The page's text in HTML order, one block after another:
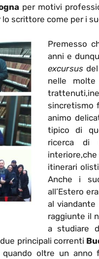
per motivi
scrittore come per i
Premesso
anni e
excursus
nelle
sincretismo
animo
tipico di
ricerca di
itinerari
Anche i
all’Estero
al
raggiunte il
a studiare
principali correnti
oltre un anno